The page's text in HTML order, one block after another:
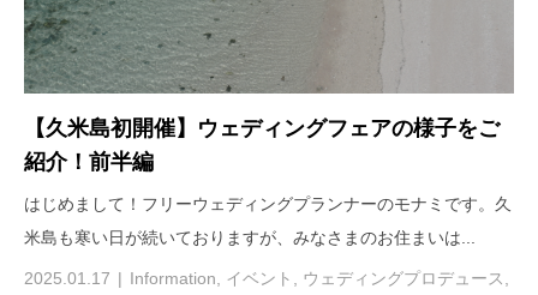
【久米島初開催】ウェディングフェアの様子をご
紹介！前半編
はじめまして！フリーウェディングプランナーのモナミです。久
米島も寒い日が続いておりますが、みなさまのお住まいは...
2025.01.17 Information, イベント , ウェディングプロデュース,